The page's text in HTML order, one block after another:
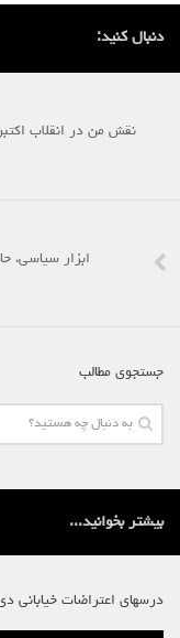
دنبال کنید:
ابزار سیاسی،
جستجوی مطالب
بیشتر بخوانید...
درسهای اعتراضات خیابانی دی ۱۳۹۶:پرگار (بی بی